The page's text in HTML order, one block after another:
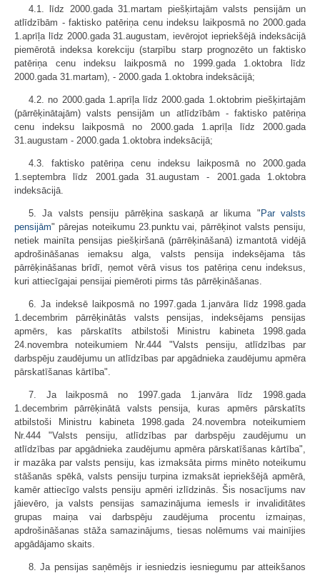
4.1. līdz 2000.gada 31.martam piešķirtajām valsts pensijām un
atlīdzībām - faktisko patēriņa cenu indeksu laikposmā no 2000.gada
1.aprīļa līdz 2000.gada 31.augustam, ievērojot iepriekšējā indeksācijā
piemērotā indeksa korekciju (starpību starp prognozēto un faktisko
patēriņa cenu indeksu laikposmā no 1999.gada 1.oktobra līdz
2000.gada 31.martam), - 2000.gada 1.oktobra indeksācijā;
4.2. no 2000.gada 1.aprīļa līdz 2000.gada 1.oktobrim piešķirtajām
(pārrēķinātajām) valsts pensijām un atlīdzībām - faktisko patēriņa
cenu indeksu laikposmā no 2000.gada 1.aprīļa līdz 2000.gada
31.augustam - 2000.gada 1.oktobra indeksācijā;
4.3. faktisko patēriņa cenu indeksu laikposmā no 2000.gada
1.septembra līdz 2001.gada 31.augustam - 2001.gada 1.oktobra
indeksācijā.
5. Ja valsts pensiju pārrēķina saskaņā ar likuma " Par valsts
pensijām" pārejas noteikumu 23.punktu vai, pārrēķinot valsts pensiju,
netiek mainīta pensijas piešķiršanā (pārrēķināšanā) izmantotā vidējā
apdrošināšanas iemaksu alga, valsts pensija indeksējama tās
pārrēķināšanas brīdī, ņemot vērā visus tos patēriņa cenu indeksus,
kuri attiecīgajai pensijai piemēroti pirms tās pārrēķināšanas.
6. Ja indeksē laikposmā no 1997.gada 1.janvāra līdz 1998.gada
1.decembrim pārrēķinātās valsts pensijas, indeksējams pensijas
apmērs, kas pārskatīts atbilstoši Ministru kabineta 1998.gada
24.novembra noteikumiem Nr.444 "Valsts pensiju, atlīdzības par
darbspēju zaudējumu un atlīdzības par apgādnieka zaudējumu apmēra
pārskatīšanas kārtība".
7. Ja laikposmā no 1997.gada 1.janvāra līdz 1998.gada
1.decembrim pārrēķinātā valsts pensija, kuras apmērs pārskatīts
atbilstoši Ministru kabineta 1998.gada 24.novembra noteikumiem
Nr.444 "Valsts pensiju, atlīdzības par darbspēju zaudējumu un
atlīdzības par apgādnieka zaudējumu apmēra pārskatīšanas kārtība",
ir mazāka par valsts pensiju, kas izmaksāta pirms minēto noteikumu
stāšanās spēkā, valsts pensiju turpina izmaksāt iepriekšējā apmērā,
kamēr attiecīgo valsts pensiju apmēri izlīdzinās. Šis nosacījums nav
jāievēro, ja valsts pensijas samazinājuma iemesls ir invaliditātes
grupas maiņa vai darbspēju zaudējuma procentu izmaiņas,
apdrošināšanas stāža samazinājums, tiesas nolēmums vai mainījies
apgādājamo skaits.
8. Ja pensijas saņēmējs ir iesniedzis iesniegumu par atteikšanos